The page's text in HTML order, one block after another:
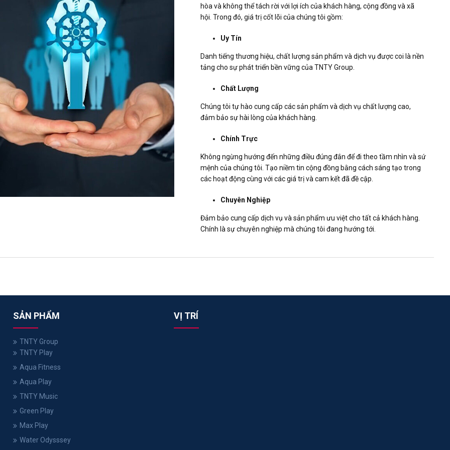
hòa và không thể tách rời với lợi ích của khách hàng, cộng đồng và xã
hội. Trong đó, giá trị cốt lõi của chúng tôi gồm:
Uy Tín
Danh tiếng thương hiệu, chất lượng sản phẩm và dịch vụ được coi là nền
tảng cho sự phát triển bền vững của TNTY Group.
Chất Lượng
Chúng tôi tự hào cung cấp các sản phẩm và dịch vụ chất lượng cao,
đảm bảo sự hài lòng của khách hàng.
Chính Trực
Không ngừng hướng đến những điều đúng đắn để đi theo tầm nhìn và sứ
mệnh của chúng tôi. Tạo niềm tin cộng đồng bằng cách sáng tạo trong
các hoạt động cùng với các giá trị và cam kết đã đề cập.
Chuyên Nghiệp
Đảm bảo cung cấp dịch vụ và sản phẩm ưu việt cho tất cả khách hàng.
Chính là sự chuyên nghiệp mà chúng tôi đang hướng tới.
SẢN PHẨM
TNTY Group
TNTY Play
Aqua Fitness
Aqua Play
TNTY Music
Green Play
Max Play
Water Odysssey
VỊ TRÍ